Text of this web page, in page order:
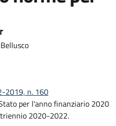
2019, n. 160
per l'anno finanziario 2020
2020-2022.